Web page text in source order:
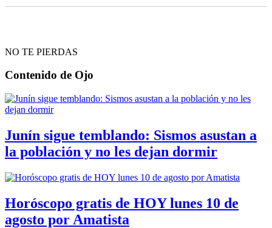
NO TE PIERDAS
Contenido de Ojo
Junín sigue temblando: Sismos asustan a
la población y no les dejan dormir
Horóscopo gratis de HOY lunes 10 de
agosto por Amatista